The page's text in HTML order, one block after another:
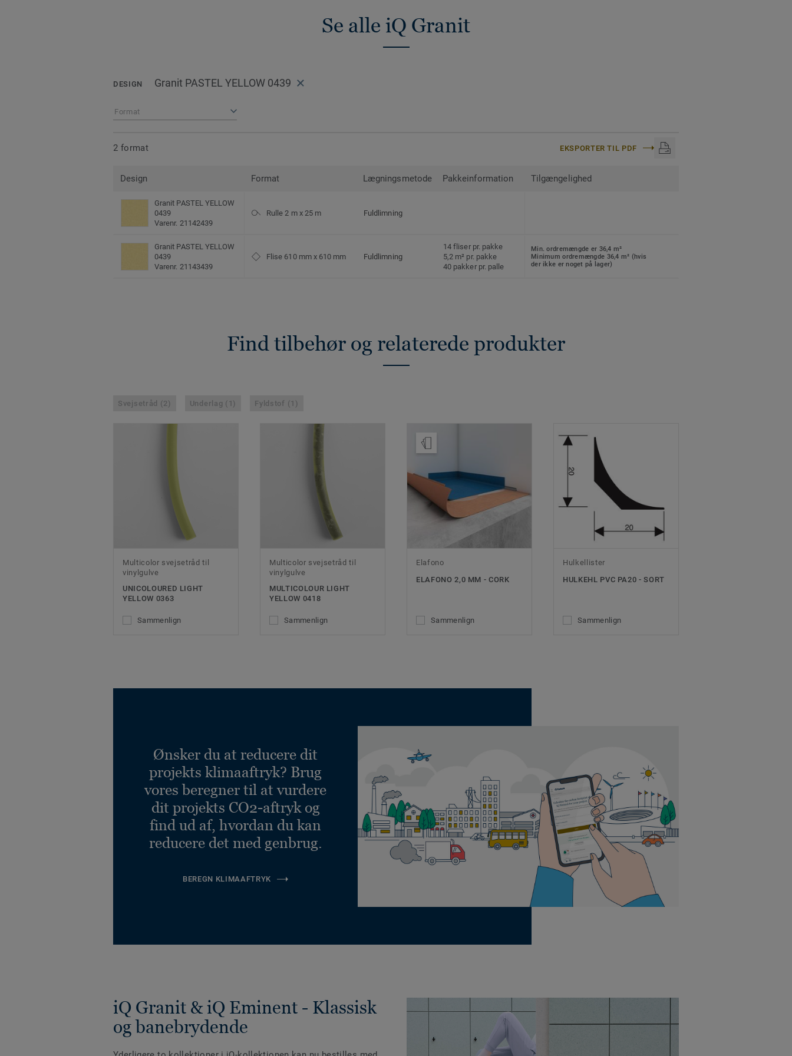
Gulvet kan genanvendes og blive til råvarer i nye gulve. Se vores
andre genanvendelige gulve, der er inkluderet i vores
Collection.
Se alle iQ Granit
DESIGN Granit PASTEL YELLOW 0439
Format
2 format EKSPORTER TIL PDF
Design Format Lægningsmetode Pakkeinformation Tilgængelighed
Granit PASTEL YELLOW
0439
Varenr. 21142439
Rulle 2 m x 25 m Fuldlimning
Granit PASTEL YELLOW
0439
Varenr. 21143439
Flise 610 mm x 610 mm Fuldlimning
14 fliser pr. pakke
5,2 m² pr. pakke
40 pakker pr. palle
Min. ordremængde er 36,4 m²
Minimum ordremængde 36,4 m² (hvis
der ikke er noget på lager)
Find tilbehør og relaterede produkter
Svejsetråd (2) Underlag (1) Fyldstof (1)
Multicolor svejsetråd til
vinylgulve
UNICOLOURED LIGHT
YELLOW 0363
Sammenlign
Multicolor svejsetråd til
vinylgulve
MULTICOLOUR LIGHT
YELLOW 0418
Sammenlign
Elafono
ELAFONO 2,0 MM - CORK
Sammenlign
Hulkellister
HULKEHL PVC PA20 - SORT
Sammenlign
Ønsker du at reducere dit
projekts klimaaftryk? Brug
vores beregner til at vurdere
dit projekts CO2-aftryk og
find ud af, hvordan du kan
reducere det med genbrug.
BEREGN KLIMAAFTRYK
iQ Granit & iQ Eminent - Klassisk
og banebrydende